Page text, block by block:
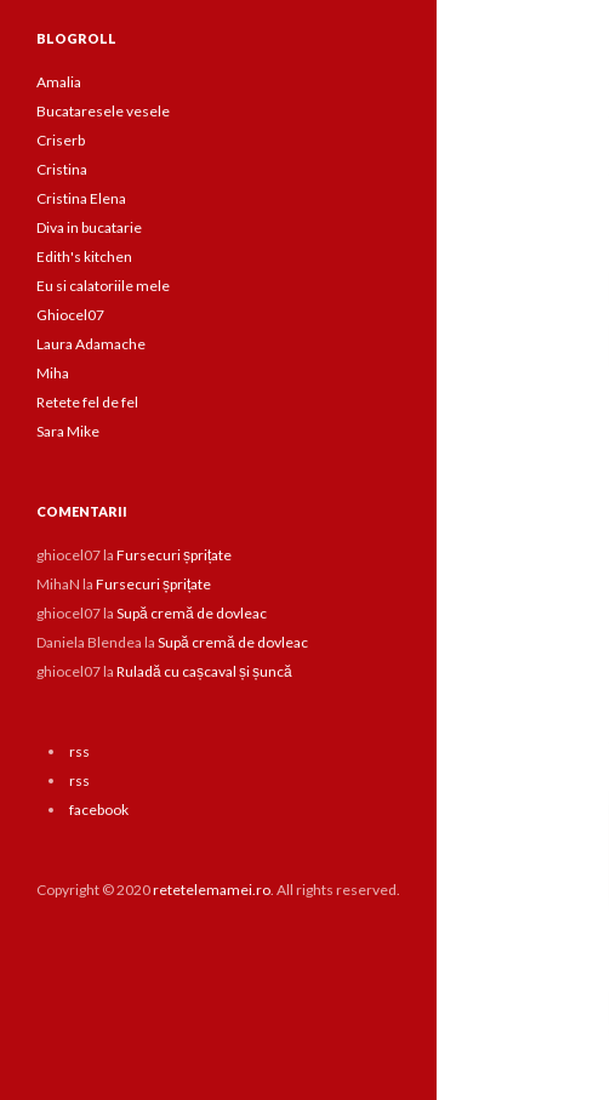
BLOGROLL
Amalia
Bucataresele vesele
Criserb
Cristina
Cristina Elena
Diva in bucatarie
Edith's kitchen
Eu si calatoriile mele
Ghiocel07
Laura Adamache
Miha
Retete fel de fel
Sara Mike
COMENTARII
ghiocel07la Fursecuri șprițate
MihaN la Fursecuri șprițate
ghiocel07la Supă cremă de dovleac
Daniela Blendea la Supă cremă de dovleac
ghiocel07la Ruladă cu cașcaval și șuncă
rss
rss
facebook
Copyright © 2020retetelemamei.ro. All rights reserved.